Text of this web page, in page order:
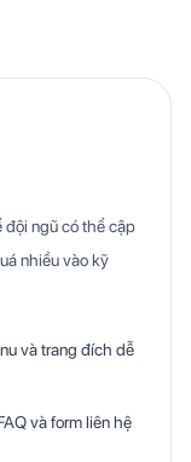
đội ngũ có thể cập
nhiều vào kỹ
và trang đích dễ
và form liên hệ